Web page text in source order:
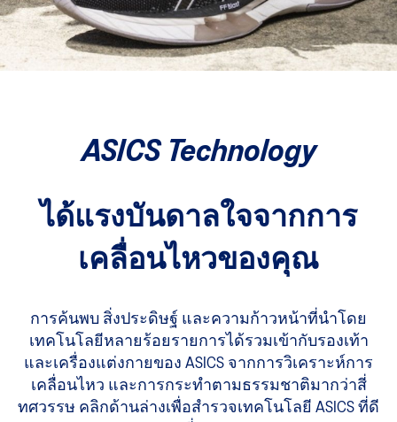
ASICS Technology
ได้แรงบันดาลใจจากการ
เคลื่อนไหวของคุณ
การค้นพบ สิ่งประดิษฐ์ และความก้าวหน้าที่นำโดย
เทคโนโลยีหลายร้อยรายการได้รวมเข้ากับรองเท้า
และเครื่องแต่งกายของ ASICS จากการวิเคราะห์การ
เคลื่อนไหว และการกระทำตามธรรมชาติมากว่าสี่
ทศวรรษ คลิกด้านล่างเพื่อสำรวจเทคโนโลยี ASICS ที่ดี